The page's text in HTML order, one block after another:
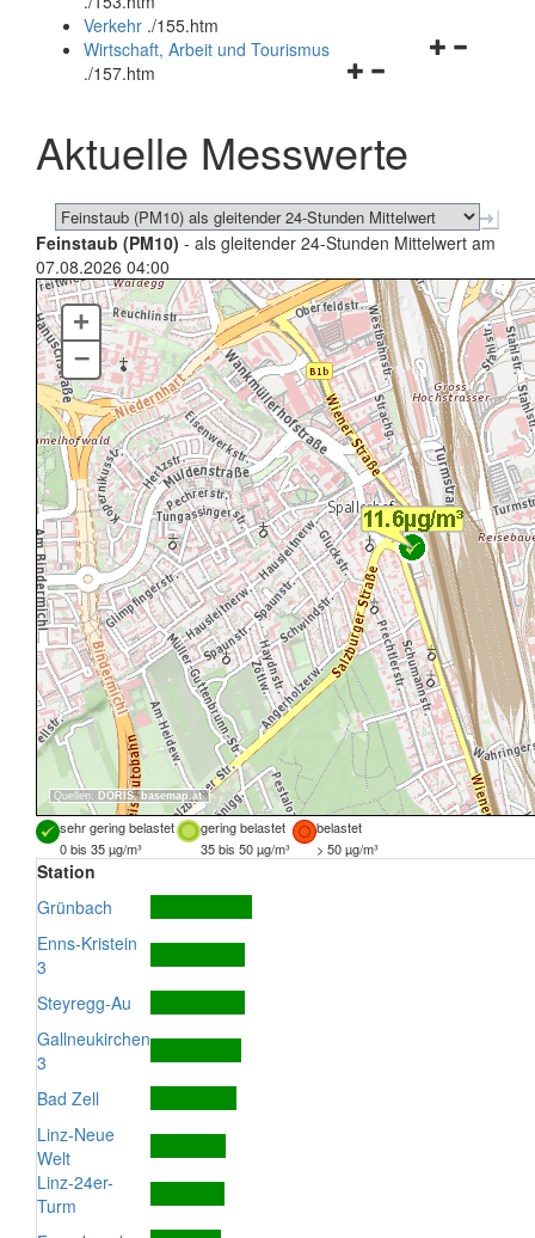
und
schließen
Verkehr ./155.htm
Navigationsmenü
schließen
Wirtschaft, Arbeit und Tourismus
./157.htm
Aktuelle Messwerte
Feinstaub (PM10) - als gleitender 24-Stunden Mittelwert am
07.08.2026 04:00
Quellen: DORIS, basemap.at
+
–
sehr gering belastet gering belastet
belastet
0 bis 35 µg/m³
35 bis 50 µg/m³ > 50 µg/m³
Station
Grünbach
Enns-Kristein
3
Steyregg-Au
Gallneukirchen
3
Bad Zell
Linz-Neue
Welt
Linz-24er-
Turm